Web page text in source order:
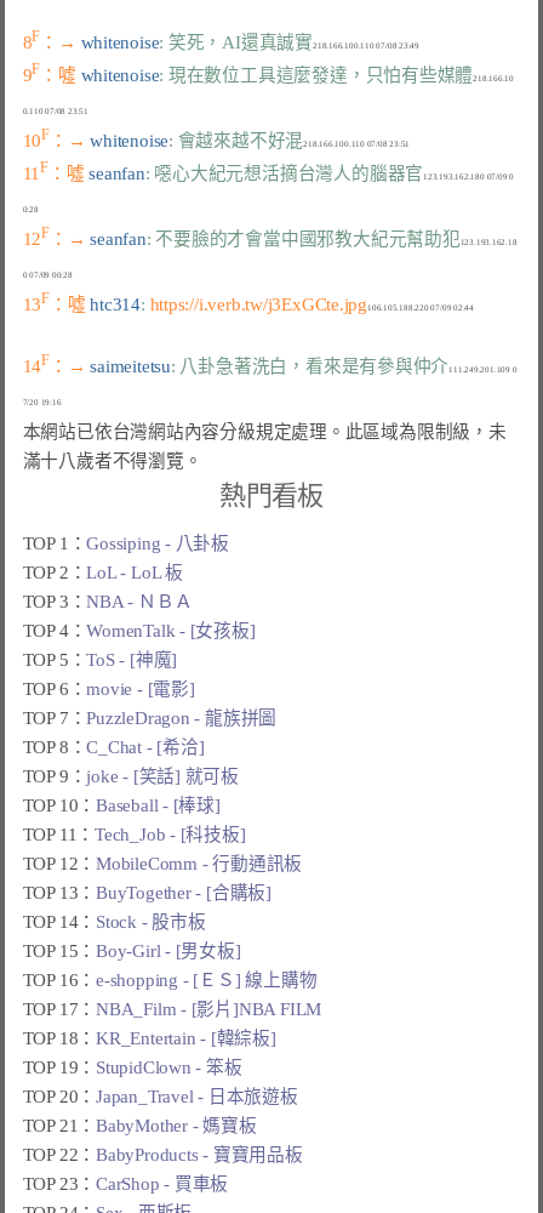
8F ：→ whitenoise: 笑死，AI還真誠實
9F ：噓 whitenoise: 現在數位工具這麼發達，只怕有些媒體218.166.10
10F ：→ whitenoise: 會越來越不好混
11F ：噓 seanfan: 噁心大紀元想活摘台灣人的腦器官 123.193.162.180 07/09 0
0:28
12F ：→ seanfan: 不要臉的才會當中國邪教大紀元幫助犯 123.193.162.18
0 07/09 00:28
13F ：噓 htc314: https://i.verb.tw/j3ExGCte.jpg
14F ：→ saimeitetsu: 八卦急著洗白，看來是有參與仲介 111.249.201.109 0
7/20 19:16
本網站已依台灣網站內容分級規定處理。此區域為限制級，未
滿十八歲者不得瀏覽。
熱門看板
TOP 1：Gossiping - 八卦板
TOP 2：LoL - LoL 板
TOP 3：NBA - ＮＢＡ
TOP 4：WomenTalk - [女孩板]
TOP 5：ToS - [神魔]
TOP 6：movie - [電影]
TOP 7：PuzzleDragon - 龍族拼圖
TOP 8：C_Chat - [希洽]
TOP 9：joke - [笑話] 就可板
TOP 10：Baseball - [棒球]
TOP 11：Tech_Job - [科技板]
TOP 12：MobileComm - 行動通訊板
TOP 13：BuyTogether - [合購板]
TOP 14： Stock - 股市板
TOP 15：Boy-Girl - [男女板]
TOP 16：e-shopping - [ＥＳ] 線上購物
TOP 17：NBA_Film - [影片]NBA FILM
TOP 18：KR_Entertain - [韓綜板]
TOP 19： StupidClown - 笨板
TOP 20：Japan_Travel - 日本旅遊板
TOP 21：BabyMother - 媽寶板
TOP 22：BabyProducts - 寶寶用品板
TOP 23：CarShop - 買車板